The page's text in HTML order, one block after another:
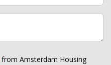
from Amsterdam Housing